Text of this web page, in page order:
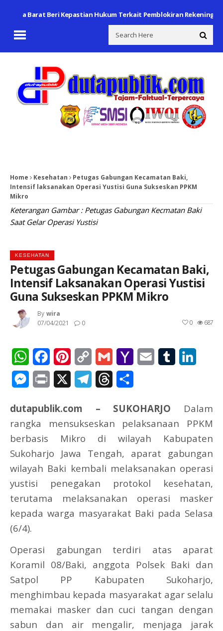
Jawa Barat Beri Kepastian Hukum Terkait Pemblokiran Rekening
Home Kesehatan
Petugas Gabungan Kecamatan Baki,
Intensif laksanakan Operasi Yustisi Guna Sukseskan PPKM
Mikro
Keterangan Gambar : Petugas Gabungan Kecmatan Baki
Saat Gelar Operasi Yustisi
KESEHATAN
Petugas Gabungan Kecamatan Baki,
Intensif Laksanakan Operasi Yustisi
Guna Sukseskan PPKM Mikro
By Wira
07/04/2021
0 687
0
WhatsAppFacebookPinterest
Copy
Link
Gmail
Yahoo
Email Tumblr
Messenger
Print TelegramThreads
dutapublik.com – SUKOHARJO Dalam
rangka mensukseskan pelaksanaan PPKM
berbasis Mikro di wilayah Kabupaten
Sukoharjo Jawa Tengah, aparat gabungan
wilayah Baki kembali melaksanakan operasi
yustisi penegakan protokol kesehatan,
terutama melaksanakan operasi masker
kepada warga masyarakat Baki pada Selasa
(6/4).
Operasi gabungan terdiri atas aparat
Koramil 08/Baki, anggota Polsek Baki dan
Satpol PP Kabupaten Sukoharjo,
menghimbau kepada masyarakat agar selalu
memakai masker dan cuci tangan dengan
sabun dan air mengalir, menjaga jarak